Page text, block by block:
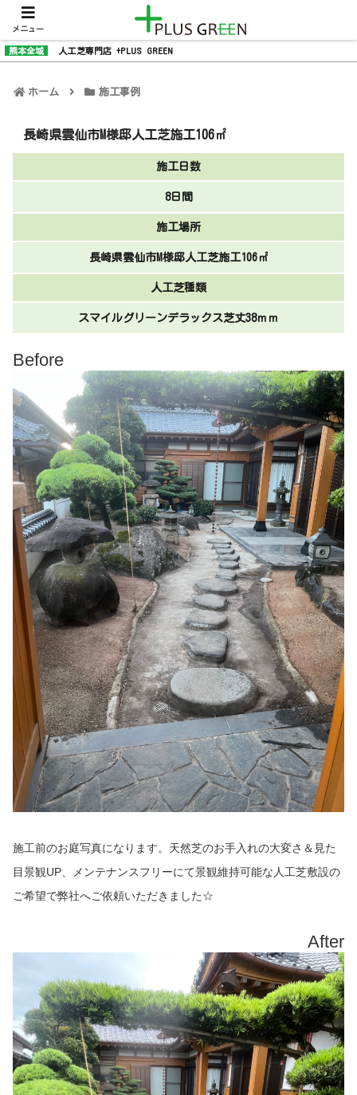
熊本全域 人工芝専門店 +PLUS GREEN
ホーム 施工事例
長崎県雲仙市M様邸人工芝施工106㎡
施工日数
8日間
施工場所
長崎県雲仙市M様邸人工芝施工106㎡
人工芝種類
スマイルグリーンデラックス芝丈38ｍｍ
Before
施工前のお庭写真になります。天然芝のお手入れの大変さ＆見た
目景観UP、メンテナンスフリーにて景観維持可能な人工芝敷設の
ご希望で弊社へご依頼いただきました☆
After
メニュー